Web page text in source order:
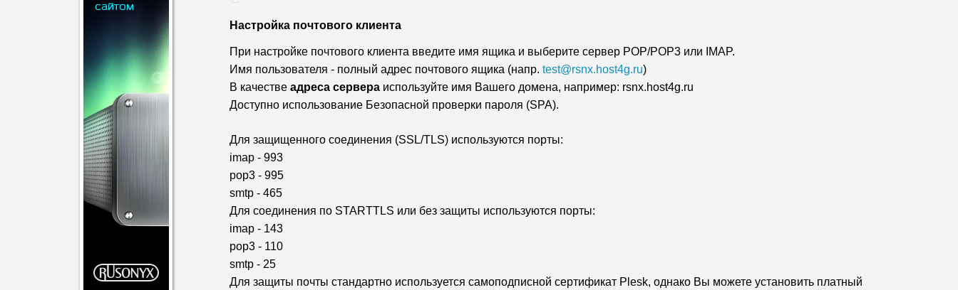
Настройка почтового клиента
При настройке почтового клиента введите имя ящика и выберите сервер POP/POP3 или IMAP.
Имя пользователя - полный адрес почтового ящика (напр. test@rsnx.host4g.ru)
В качестве адреса сервера используйте имя Вашего домена, например: rsnx.host4g.ru
Доступно использование Безопасной проверки пароля (SPA).
Для защищенного соединения (SSL/TLS) используются порты:
imap - 993
pop3 - 995
smtp - 465
Для соединения по STARTTLS или без защиты используются порты:
imap - 143
pop3 - 110
smtp - 25
Для защиты почты стандартно используется самоподписной сертификат Plesk, однако Вы можете установить платный